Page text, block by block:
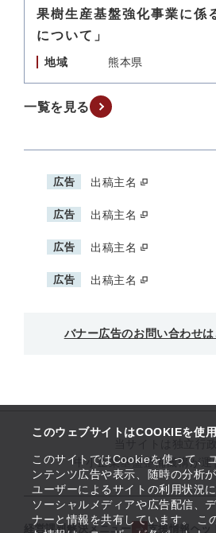
このウェブサイトはCOOKIEを使
このサイトではCookieを使って、
ンテンツ広告や表示、随時の分析
ユーザーによるサイトの利用状況
ソーシャルメディアや広告配信、
ナーと情報を共有しています。 こ
果樹生産基盤強化事業に係
について」
地域 熊本県
一覧を見る
広告 出稿主名
広告 出稿主名
広告 出稿主名
広告 出稿主名
バナー広告のお問い合わせ
中小企業基盤整備機構が
経営課題解決メニュー 支援情報ヘッ